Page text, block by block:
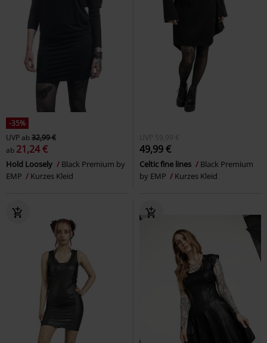
-35%
UVPab32,99 €
ab 21,24 €
Hold Loosely
Black Premium by
EMP
Kurzes Kleid
UVP 59,99 €
49,99 €
Celtic fine lines
Black Premium
by EMP
Kurzes Kleid